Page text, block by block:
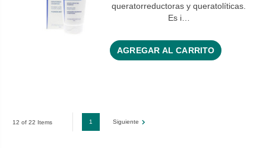
queratorreductoras y queratolíticas.
Es i…
AGREGAR AL CARRITO
12 of 22 Items 1 Siguiente